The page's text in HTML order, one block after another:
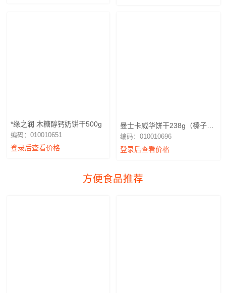
*缘之润 木糖醇钙奶饼干500g
编码：010010651
登录后查看价格
曼士卡威华饼干238g（榛子可
可）
编码：010010696
登录后查看价格
方便食品推荐